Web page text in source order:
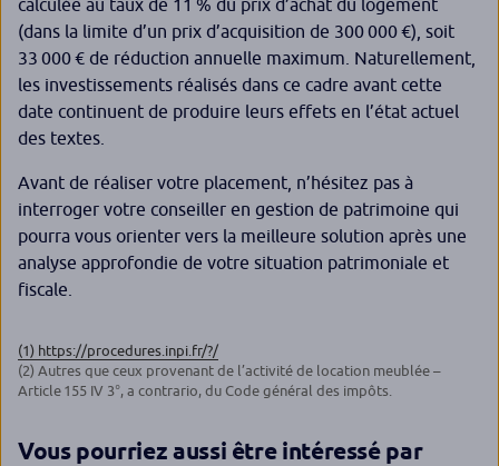
calculée au taux de 11 % du prix d’achat du logement
(dans la limite d’un prix d’acquisition de 300 000 €), soit
33 000 € de réduction annuelle maximum. Naturellement,
les investissements réalisés dans ce cadre avant cette
date continuent de produire leurs effets en l’état actuel
des textes.
Avant de réaliser votre placement, n’hésitez pas à
interroger votre conseiller en gestion de patrimoine qui
pourra vous orienter vers la meilleure solution après une
analyse approfondie de votre situation patrimoniale et
fiscale.
(1) https://procedures.inpi.fr/?/
(2) Autres que ceux provenant de l’activité de location meublée –
Article 155 IV 3°, a contrario, du Code général des impôts.
Vous pourriez aussi être intéressé par